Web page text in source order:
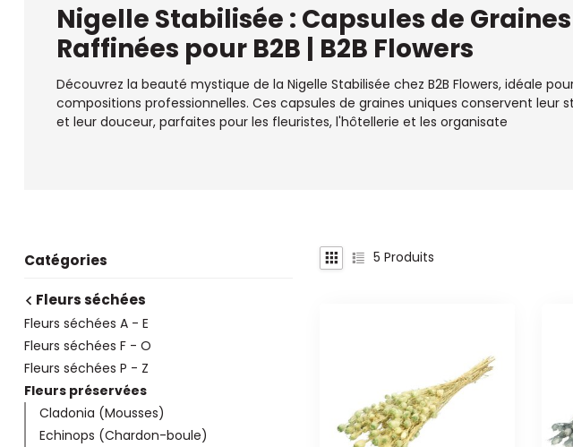
Nigelle Stabilisée : Capsules de Graines
Raffinées pour B2B | B2B Flowers
Découvrez la beauté mystique de la Nigelle Stabilisée chez B2B Flowers, idéale
compositions professionnelles. Ces capsules de graines uniques conservent leur
et leur douceur, parfaites pour les fleuristes, l'hôtellerie et les organisate
Catégories
Fleurs séchées
Fleurs séchées A - E
Fleurs séchées F - O
Fleurs séchées P - Z
Fleurs préservées
Cladonia (Mousses)
Echinops (Chardon-boule)
5 Produits